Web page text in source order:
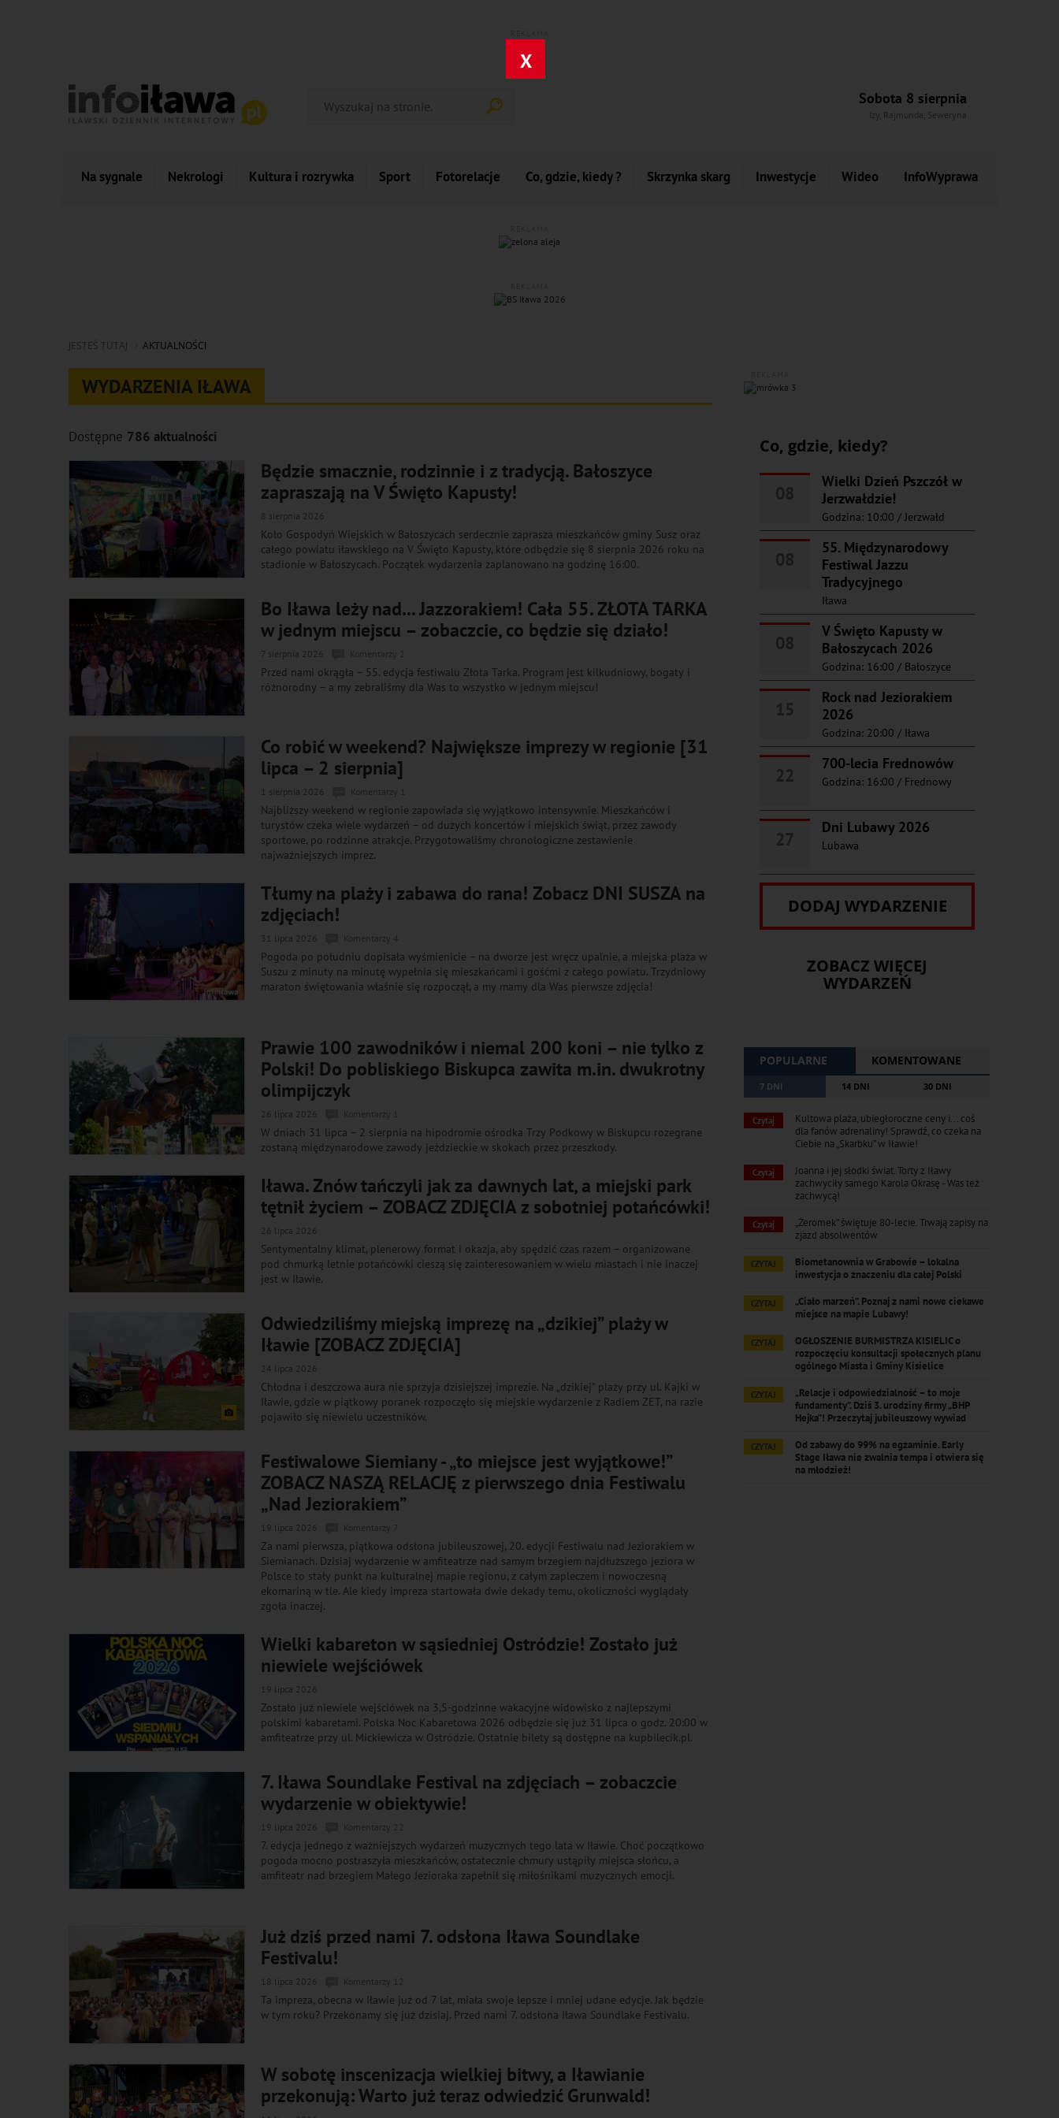
X
Sobota 8 sierpnia
Izy, Rajmunda, Seweryna
Na sygnale Nekrologi Kultura i rozrywka Sport Fotorelacje Co, gdzie, kiedy ? Skrzynka skarg Inwestycje Wideo InfoWyprawa
JESTEŚ TUTAJ AKTUALNOŚCI
WYDARZENIA IŁAWA
Dostępne 786 aktualności
Będzie smacznie, rodzinnie i z tradycją. Bałoszyce
zapraszają na V Święto Kapusty!
8 sierpnia 2026
Koło Gospodyń Wiejskich w Bałoszycach serdecznie zaprasza mieszkańców gminy Susz oraz
całego powiatu iławskiego na V Święto Kapusty, które odbędzie się 8 sierpnia 2026 roku na
stadionie w Bałoszycach. Początek wydarzenia zaplanowano na godzinę 16:00.
Bo Iława leży nad... Jazzorakiem! Cała 55. ZŁOTA TARKA
w jednym miejscu – zobaczcie, co będzie się działo!
7 sierpnia 2026
Przed nami okrągła – 55. edycja festiwalu Złota Tarka. Program jest kilkudniowy, bogaty i
różnorodny – a my zebraliśmy dla Was to wszystko w jednym miejscu!
Co robić w weekend? Największe imprezy w regionie [31
lipca – 2 sierpnia]
1 sierpnia 2026
Najbliższy weekend w regionie zapowiada się wyjątkowo intensywnie. Mieszkańców i
turystów czeka wiele wydarzeń – od dużych koncertów i miejskich świąt, przez zawody
sportowe, po rodzinne atrakcje. Przygotowaliśmy chronologiczne zestawienie
najważniejszych imprez.
Tłumy na plaży i zabawa do rana! Zobacz DNI SUSZA na
zdjęciach!
31 lipca 2026
Pogoda po południu dopisała wyśmienicie – na dworze jest wręcz upalnie, a miejska plaża w
Suszu z minuty na minutę wypełnia się mieszkańcami i gośćmi z całego powiatu. Trzydniowy
maraton świętowania właśnie się rozpoczął, a my mamy dla Was pierwsze zdjęcia!
Prawie 100 zawodników i niemal 200 koni – nie tylko z
Polski! Do pobliskiego Biskupca zawita m.in. dwukrotny
olimpijczyk
26 lipca 2026
W dniach 31 lipca – 2 sierpnia na hipodromie ośrodka Trzy Podkowy w Biskupcu rozegrane
zostaną międzynarodowe zawody jeździeckie w skokach przez przeszkody.
Iława. Znów tańczyli jak za dawnych lat, a miejski park
tętnił życiem – ZOBACZ ZDJĘCIA z sobotniej potańcówki!
26 lipca 2026
Sentymentalny klimat, plenerowy format i okazja, aby spędzić czas razem – organizowane
pod chmurką letnie potańcówki cieszą się zainteresowaniem w wielu miastach i nie inaczej
jest w Iławie.
Odwiedziliśmy miejską imprezę na „dzikiej” plaży w
Iławie [ZOBACZ ZDJĘCIA]
24 lipca 2026
Chłodna i deszczowa aura nie sprzyja dzisiejszej imprezie. Na „dzikiej” plaży przy ul. Kajki w
Iławie, gdzie w piątkowy poranek rozpoczęło się miejskie wydarzenie z Radiem ZET, na razie
pojawiło się niewielu uczestników.
Festiwalowe Siemiany - „to miejsce jest wyjątkowe!”
ZOBACZ NASZĄ RELACJĘ z pierwszego dnia Festiwalu
„Nad Jeziorakiem”
19 lipca 2026
Za nami pierwsza, piątkowa odsłona jubileuszowej, 20. edycji Festiwalu nad Jeziorakiem w
Siemianach. Dzisiaj wydarzenie w amfiteatrze nad samym brzegiem najdłuższego jeziora w
Polsce to stały punkt na kulturalnej mapie regionu, z całym zapleczem i nowoczesną
ekomariną w tle. Ale kiedy impreza startowała dwie dekady temu, okoliczności wyglądały
zgoła inaczej.
Wielki kabareton w sąsiedniej Ostródzie! Zostało już
niewiele wejściówek
19 lipca 2026
Zostało już niewiele wejściówek na 3,5-godzinne wakacyjne widowisko z najlepszymi
polskimi kabaretami. Polska Noc Kabaretowa 2026 odbędzie się już 31 lipca o godz. 20:00 w
amfiteatrze przy ul. Mickiewicza w Ostródzie. Ostatnie bilety są dostępne na kupbilecik.pl.
7. Iława Soundlake Festival na zdjęciach – zobaczcie
wydarzenie w obiektywie!
19 lipca 2026
7. edycja jednego z ważniejszych wydarzeń muzycznych tego lata w Iławie. Choć początkowo
pogoda mocno postraszyła mieszkańców, ostatecznie chmury ustąpiły miejsca słońcu, a
amfiteatr nad brzegiem Małego Jezioraka zapełnił się miłośnikami muzycznych emocji.
Już dziś przed nami 7. odsłona Iława Soundlake
Festivalu!
18 lipca 2026
Ta impreza, obecna w Iławie już od 7 lat, miała swoje lepsze i mniej udane edycje. Jak będzie
w tym roku? Przekonamy się już dzisiaj. Przed nami 7. odsłona Iława Soundlake Festivalu.
W sobotę inscenizacja wielkiej bitwy, a Iławianie
przekonują: Warto już teraz odwiedzić Grunwald!
Co, gdzie, kiedy?
Wielki Dzień Pszczół w
Jerzwałdzie!
Godzina: 10:00 /Jerzwałd
55. Międzynarodowy
Festiwal Jazzu
Tradycyjnego
Iława
V Święto Kapusty w
Bałoszycach 2026
Godzina: 16:00 / Bałoszyce
Rock nad Jeziorakiem
2026
Godzina: 20:00 / Iława
700-lecia Frednowów
Godzina: 16:00 / Frednowy
Dni Lubawy 2026
Lubawa
DODAJ WYDARZENIE
ZOBACZ WIĘCEJ
WYDARZEŃ
POPULARNE KOMENTOWANE
7 DNI 14 DNI 30 DNI
Czytaj
Kultowa plaża, ubiegłoroczne ceny i... coś
dla fanów adrenaliny! Sprawdź, co czeka na
Ciebie na „Skarbku” w Iławie!
Czytaj
Joanna i jej słodki świat. Torty z Iławy
zachwyciły samego Karola Okrasę - Was też
zachwycą!
Czytaj
„Żeromek” świętuje 80-lecie. Trwają zapisy na
zjazd absolwentów
CZYTAJ
Biometanownia w Grabowie – lokalna
inwestycja o znaczeniu dla całej Polski
CZYTAJ
„Ciało marzeń”. Poznaj z nami nowe ciekawe
miejsce na mapie Lubawy!
CZYTAJ
OGŁOSZENIE BURMISTRZA KISIELIC o
rozpoczęciu konsultacji społecznych planu
ogólnego Miasta i Gminy Kisielice
CZYTAJ
„Relacje i odpowiedzialność – to moje
fundamenty”. Dziś 3. urodziny firmy „BHP
Hejka”! Przeczytaj jubileuszowy wywiad
CZYTAJ
Od zabawy do 99% na egzaminie. Early
Stage Iława nie zwalnia tempa i otwiera się
na młodzież!